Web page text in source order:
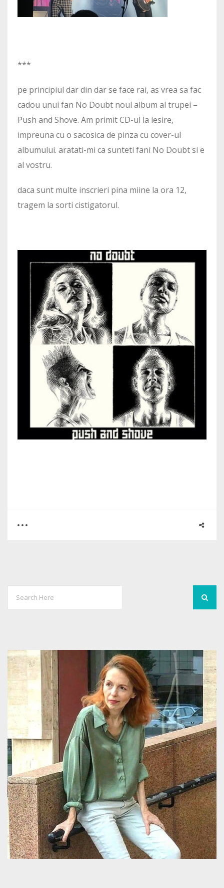
***
pe principiul dar din dar se face rai, as vrea sa fac
cadou unui fan No Doubt noul album al trupei –
Push and Shove. Am primit CD-ul la iesire,
impreuna cu o sacosica de pinza cu cover-ul
albumului. aratati-mi ca sunteti fani No Doubt si e
al vostru.
daca sunt multe inscrieri pina miine la ora 12,
tragem la sorti cistigatorul.